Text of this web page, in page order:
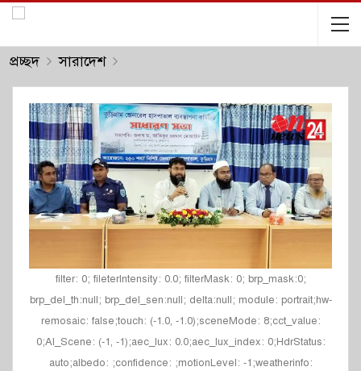
প্রচ্ছদ সারাদেশ
filter: 0; fileterIntensity: 0.0; filterMask: 0; brp_mask:0;
brp_del_th:null; brp_del_sen:null; delta:null; module: portrait;hw-
remosaic: false;touch: (-1.0, -1.0);sceneMode: 8;cct_value:
0;AI_Scene: (-1, -1);aec_lux: 0.0;aec_lux_index: 0;HdrStatus:
auto;albedo: ;confidence: ;motionLevel: -1;weatherinfo: